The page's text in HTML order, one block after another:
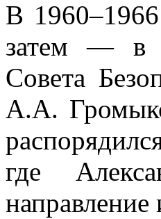
В
затем — в
Совета
А.А.
где